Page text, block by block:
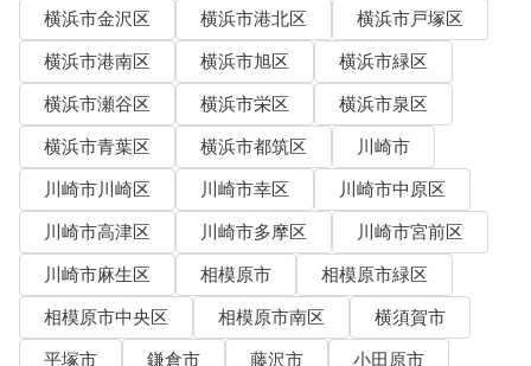
横浜市金沢区
横浜市港北区
横浜市戸塚区
横浜市港南区
横浜市旭区
横浜市緑区
横浜市瀬谷区
横浜市栄区
横浜市泉区
横浜市青葉区
横浜市都筑区
川崎市
川崎市川崎区
川崎市幸区
川崎市中原区
川崎市高津区
川崎市多摩区
川崎市宮前区
川崎市麻生区
相模原市
相模原市緑区
相模原市中央区
相模原市南区
横須賀市
平塚市
鎌倉市 藤沢市
小田原市